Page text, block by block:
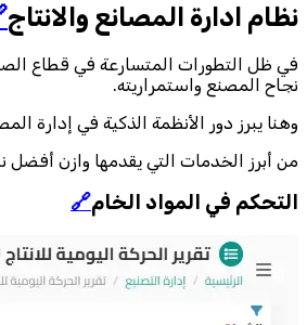
نظام ادارة المصانع والانتاج
في ظل التطورات المتسارعة في قطاع
نجاح المصنع واستمراريته.
وهنا يبرز دور الأنظمة الذكية في إدارة
من أبرز الخدمات التي يقدمها وازن أفضل
التحكم في المواد الخام🔗